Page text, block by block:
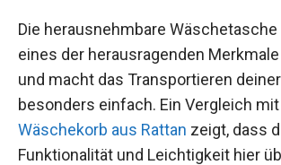
Die herausnehmbare
eines der herausragenden
und macht das Transportieren
besonders einfach. Ein Vergleich
Wäschekorb aus Rattan zeigt, dass
Funktionalität und Leichtigkeit hier